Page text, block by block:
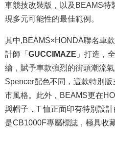
車競技改裝版，以及BEAMS特
現多元可能性的最佳範例。
其中, BEAMS×HONDA聯名車
計師「GUCCIMAZE 」打造，
繪，賦予車款強烈的街頭潮流
Spencer配色不同，這款特別
市風格。此外，BEAMS更在
與帽子，T 恤正面印有特別設
是CB1000F專屬標誌，極具收